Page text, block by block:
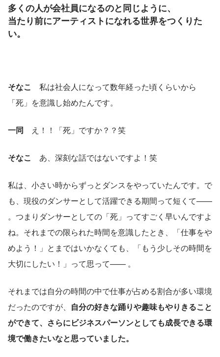
多くの人が会社員になるのと同じように、
当たり前にアーティストになれる世界をつくりた
い。
そなこ 私は社会人になって数年経った頃くらいから
「死」を意識し始めたんです。
一同 え！！「死」ですか？？笑
そなこ あ、深刻な話ではないですよ！笑
私は、小さい時からずっとダンスをやっていたんです。で
も、現役のダンサーとして活躍できる期間って短くて——
。つまりダンサーとしての「死」ってすごく早いんですよ
ね。それまでの限られた時間を意識したとき、「仕事をや
めよう！」とまではいかなくても、「もう少しその時間を
大切にしたい！」って思って—— 。
それまでは自分の時間の中で仕事が占める割合が多い環境
だったのですが、 自分の好きな踊りや趣味もやりきること
ができて、さらにビジネスパーソンとしても成長できる環
境で働きたいなと思っていました。